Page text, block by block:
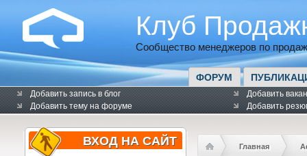
Клуб
Сообщество менеджеров по
ФОРУМ
Добавить запись в блог
Добавить тему на форуме
Добавить
Добавить
ВХОД НА САЙТ Главная